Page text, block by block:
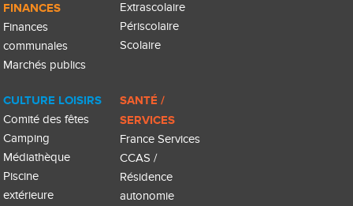
FINANCES
Finances
communales
Marchés publics
Extrascolaire
Périscolaire
Scolaire
CULTURE LOISIRS
Comité des fêtes
Camping
Médiathèque
Piscine
extérieure
SANTÉ /
SERVICES
France Services
CCAS /
Résidence
autonomie